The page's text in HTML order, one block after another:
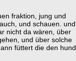
fraktion, jung und
und schauen. und
nicht da wären, über
und über solche
füttert die den hund